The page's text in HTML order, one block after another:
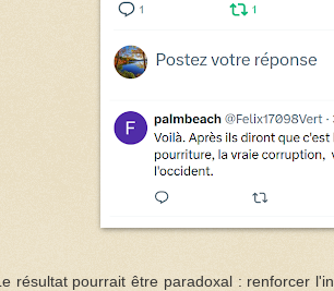
Le résultat pourrait être paradoxal : renforcer